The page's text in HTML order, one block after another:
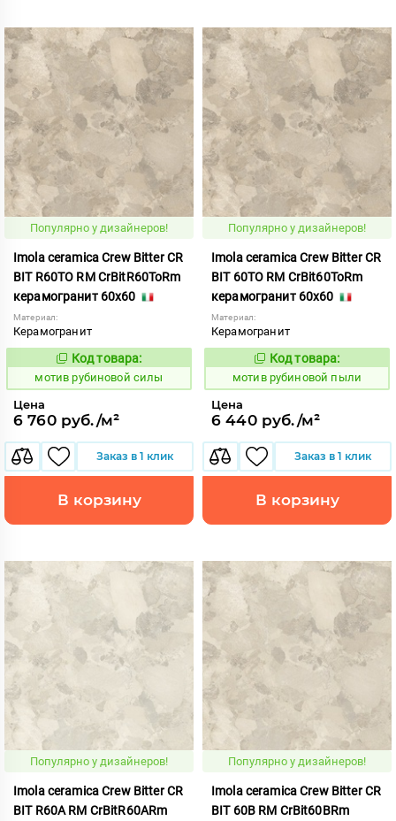
Популярно у дизайнеров!
Imola ceramica Crew Bitter CR
BIT R60TO RM CrBitR60ToRm
керамогранит 60x60
Материал:
Керамогранит
1041213
Код товара:
мотив рубиновой силы
Цена
6 760 руб./м²
Заказ в 1 клик
В корзину
Популярно у дизайнеров!
Imola ceramica Crew Bitter CR
BIT 60TO RM CrBit60ToRm
керамогранит 60x60
Материал:
Керамогранит
1041201
Код товара:
мотив рубиновой пыли
Цена
6 440 руб./м²
Заказ в 1 клик
В корзину
Популярно у дизайнеров!
Imola ceramica Crew Bitter CR
BIT R60A RM CrBitR60ARm
Популярно у дизайнеров!
Imola ceramica Crew Bitter CR
BIT 60B RM CrBit60BRm